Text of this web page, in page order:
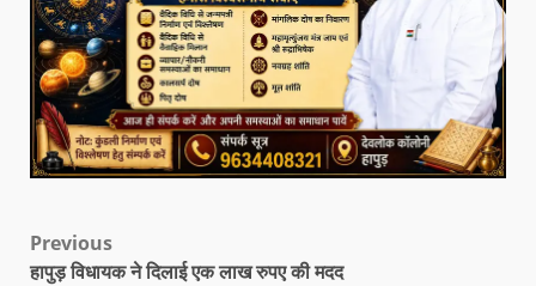
Previous
हापुड़ विधायक ने दिलाई एक लाख रुपए की मदद